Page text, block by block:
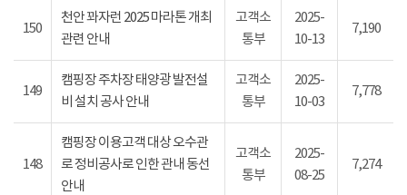
150
천안 꽈자런 2025 마라톤 개최
관련 안내
고객소
통부
2025-
10-13
7,190
149
캠핑장 주차장 태양광 발전설
비 설치 공사 안내
고객소
통부
2025-
10-03
7,778
148
캠핑장 이용고객 대상 오수관
로 정비공사로 인한 관내 동선
안내
고객소
통부
2025-
08-25
7,274